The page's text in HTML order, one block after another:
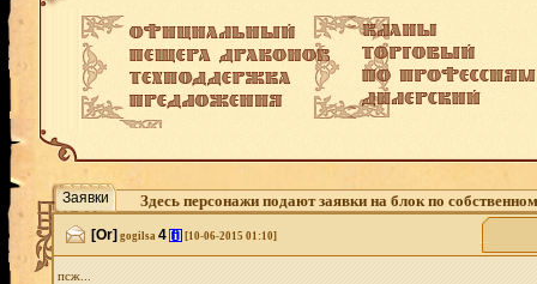
Заявки Здесь персонажи подают заявки на блок по
[Or] gogilsa 4 [i] [10-06-2015 01:10]
псж...